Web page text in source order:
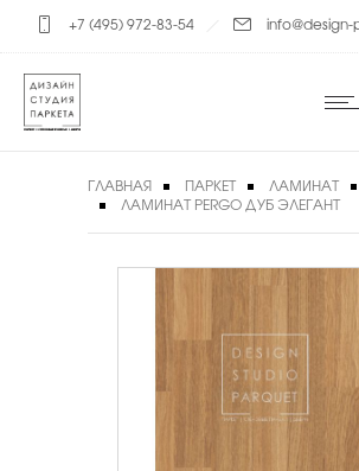
+7 (495) 972-83-54
ГЛАВНАЯ ПАРКЕТ ЛАМИНАТ
ЛАМИНАТ PERGO ДУБ ЭЛЕГАНТ